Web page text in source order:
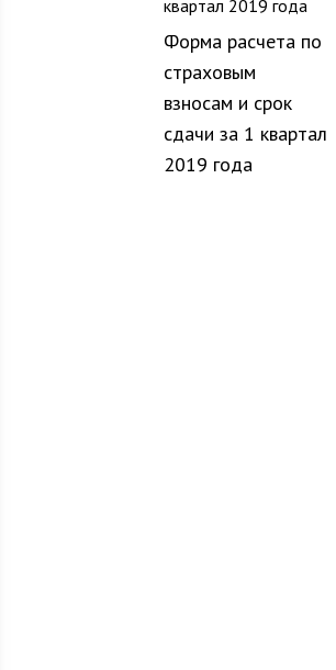
Форма расчета по
страховым
взносам и срок
сдачи за 1 квартал
2019 года